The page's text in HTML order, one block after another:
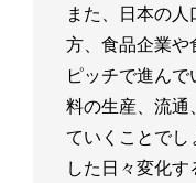
また、日本の
方、食品企業や
ピッチで進ん
料の生産、流通
ていくことでし
した日々変化